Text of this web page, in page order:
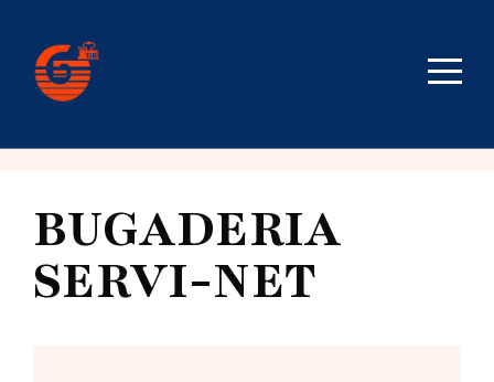
BUGADERIA
SERVI-NET